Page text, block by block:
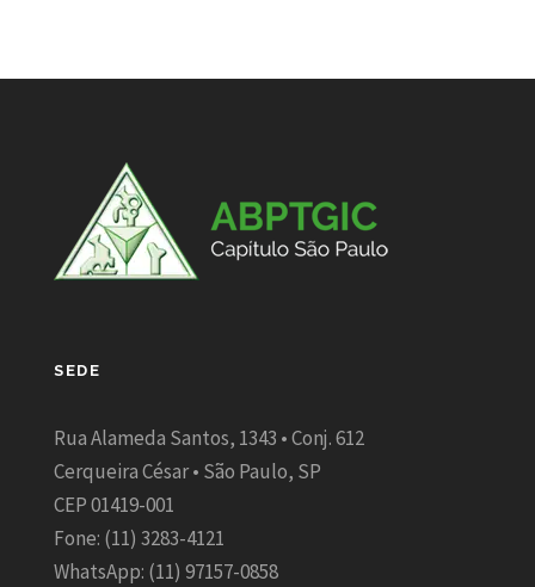
SEDE
Rua Alameda Santos, 1343 • Conj. 612
Cerqueira César • São Paulo, SP
CEP 01419-001
Fone: (11) 3283-4121
WhatsApp: (11) 97157-0858